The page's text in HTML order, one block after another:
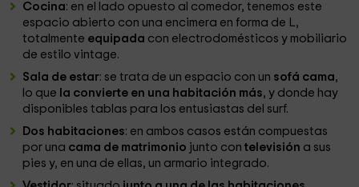
Cocina: en el lado opuesto al comedor, tenemos este
espacio abierto con una encimera en forma de L,
totalmente equipada con electrodomésticos y mobiliario
de estilo vintage.
Sala de estar: se trata de un espacio con un sofá cama,
lo que la convierte en una habitación más, y donde hay
disponibles tablas para los entusiastas del surf.
Dos habitaciones: en ambos casos están compuestas
por una cama de matrimonio junto contelevisión a sus
pies y, en una de ellas, un armario integrado.